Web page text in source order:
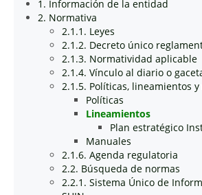
1. Información de la entidad
2. Normativa
2.1.1. Leyes
2.1.2. Decreto único
2.1.3. Normatividad aplicable
2.1.4. Vínculo al diario o
2.1.5. Políticas, lineamientos
Políticas
Lineamientos
Plan estratégico
Manuales
2.1.6. Agenda regulatoria
2.2. Búsqueda de normas
2.2.1. Sistema Único de